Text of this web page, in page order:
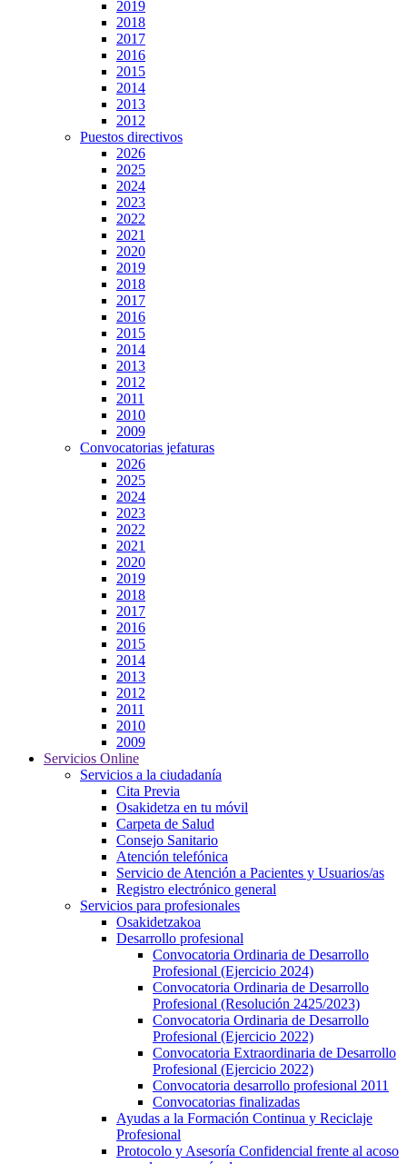
2019
2018
2017
2016
2015
2014
2013
2012
Puestos directivos
2026
2025
2024
2023
2022
2021
2020
2019
2018
2017
2016
2015
2014
2013
2012
2011
2010
2009
Convocatorias jefaturas
2026
2025
2024
2023
2022
2021
2020
2019
2018
2017
2016
2015
2014
2013
2012
2011
2010
2009
Servicios Online
Servicios a la ciudadanía
Cita Previa
Osakidetza en tu móvil
Carpeta de Salud
Consejo Sanitario
Atención telefónica
Servicio de Atención a Pacientes y Usuarios/as
Registro electrónico general
Servicios para profesionales
Osakidetzakoa
Desarrollo profesional
Convocatoria Ordinaria de Desarrollo
Profesional (Ejercicio 2024)
Convocatoria Ordinaria de Desarrollo
Profesional (Resolución 2425/2023)
Convocatoria Ordinaria de Desarrollo
Profesional (Ejercicio 2022)
Convocatoria Extraordinaria de Desarrollo
Profesional (Ejercicio 2022)
Convocatoria desarrollo profesional 2011
Convocatorias finalizadas
Ayudas a la Formación Continua y Reciclaje
Profesional
Protocolo y Asesoría Confidencial frente al acoso